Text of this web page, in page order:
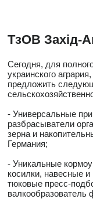
ТзОВ Захід-
Сегодня, для
украинского
предложить
- Универсальные
разбрасыватели
зерна и
Германия;
- Уникальные
косилки, навесные
тюковые пресс-
валкообразователь